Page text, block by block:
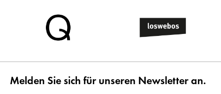
Melden Sie sich für unseren Newsletter an.